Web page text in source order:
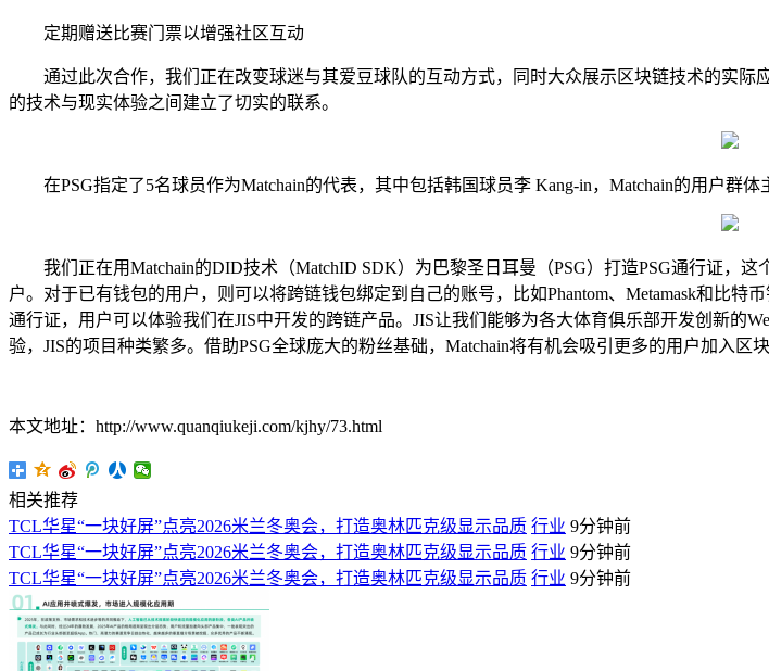
定期赠送比赛门票以增强社区互动
通过此次合作，我们正在改变球迷与其爱豆球队的互动方式，同时大众展示区块链技术的实际
的技术与现实体验之间建立了切实的联系。
在PSG指定了5名球员作为Matchain的代表，其中包括韩国球员李 Kang-in，Matchain的用户群体
我们正在用Matchain的DID技术（MatchID SDK）为巴黎圣日耳曼（PSG）打造PSG通行证，这
户。对于已有钱包的用户，则可以将跨链钱包绑定到自己的账号，比如Phantom、Metamask和比
通行证，用户可以体验我们在JIS中开发的跨链产品。JIS让我们能够为各大体育俱乐部开发创新的
验，JIS的项目种类繁多。借助PSG全球庞大的粉丝基础，Matchain将有机会吸引更多的用户加入区块
本文地址：http://www.quanqiukeji.com/kjhy/73.html
相关推荐
TCL华星“一块好屏”点亮2026米兰冬奥会，打造奥林匹克级显示品质 行业 9分钟前
TCL华星“一块好屏”点亮2026米兰冬奥会，打造奥林匹克级显示品质 行业 9分钟前
TCL华星“一块好屏”点亮2026米兰冬奥会，打造奥林匹克级显示品质 行业 9分钟前